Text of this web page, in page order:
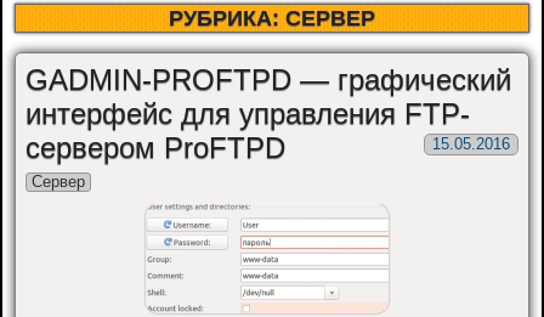
РУБРИКА:СЕРВЕР
GADMIN-PROFTPD — графический
интерфейс для управления FTP-
сервером ProFTPD
15.05.2016
Сервер